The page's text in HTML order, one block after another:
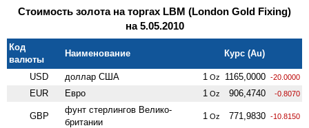
Стоимость золота на торгах LBM (London Gold Fixing)
на 5.05.2010
Код
валюты
Наименование Курс (Au)
USD доллар США 1 Oz 1165,0000 -20.0000
EUR Евро 1 Oz 906,4740 -0.8070
GBP
фунт стерлингов Велико­
британии
1 Oz 771,9830 -10.8150